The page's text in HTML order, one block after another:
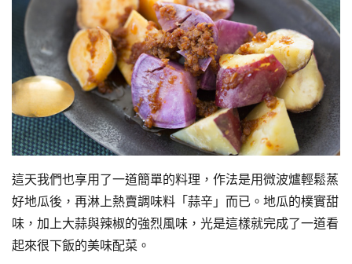
這天我們也享用了一道簡單的料理，作法是用微波爐輕鬆蒸
好地瓜後，再淋上熱賣調味料「蒜辛」而已。地瓜的樸實甜
味，加上大蒜與辣椒的強烈風味，光是這樣就完成了一道看
起來很下飯的美味配菜。